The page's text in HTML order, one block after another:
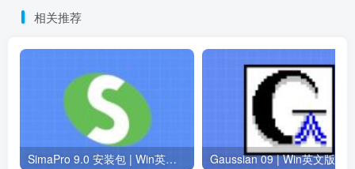
相关推荐
SimaPro 9.0 安装包 | Win英文版 | 生命周期评估软件 | 安装教程